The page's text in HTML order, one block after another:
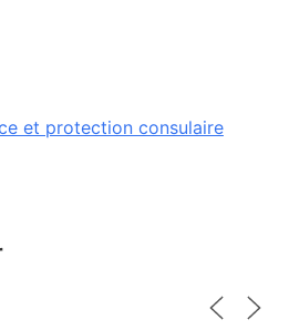
et protection consulaire